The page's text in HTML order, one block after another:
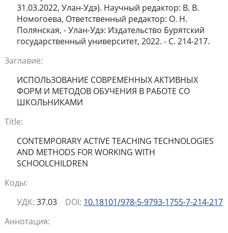
31.03.2022, Улан-Удэ). Научный редактор: В. В.
Номогоева, Ответственный редактор: О. Н.
Полянская, - Улан-Удэ: Издательство Бурятский
государственный университет, 2022. - С. 214-217.
Заглавие:
ИСПОЛЬЗОВАНИЕ СОВРЕМЕННЫХ АКТИВНЫХ
ФОРМ И МЕТОДОВ ОБУЧЕНИЯ В РАБОТЕ СО
ШКОЛЬНИКАМИ
Title:
CONTEMPORARY ACTIVE TEACHING TECHNOLOGIES
AND METHODS FOR WORKING WITH
SCHOOLCHILDREN
Коды:
УДК: 37.03 DOI: 10.18101/978-5-9793-1755-7-214-217
Аннотация: